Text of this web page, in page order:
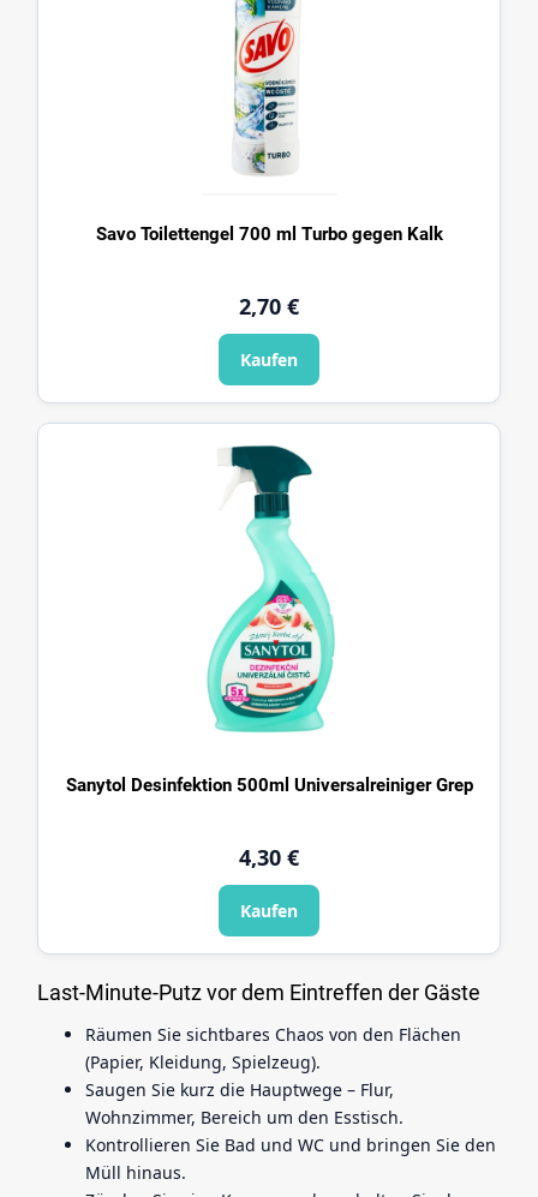
Savo Toilettengel 700 ml Turbo gegen Kalk
2,70 €
Kaufen
Sanytol Desinfektion 500ml Universalreiniger Grep
4,30 €
Kaufen
Last-Minute-Putz vor dem Eintreffen der Gäste
Räumen Sie sichtbares Chaos von den Flächen
(Papier, Kleidung, Spielzeug).
Saugen Sie kurz die Hauptwege – Flur,
Wohnzimmer, Bereich um den Esstisch.
Kontrollieren Sie Bad und WC und bringen Sie den
Müll hinaus.